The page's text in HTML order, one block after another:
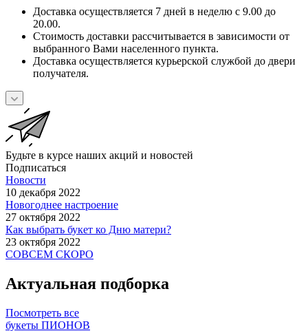
Доставка осуществляется 7 дней в неделю с 9.00 до
20.00.
Стоимость доставки рассчитывается в зависимости от
выбранного Вами населенного пункта.
Доставка осуществляется курьерской службой до двери
получателя.
Будьте в курсе наших акций и новостей
Подписаться
Новости
10 декабря 2022
Новогоднее настроение
27 октября 2022
Как выбрать букет ко Дню матери?
23 октября 2022
СОВСЕМ СКОРО
Актуальная подборка
Посмотреть все
букеты ПИОНОВ